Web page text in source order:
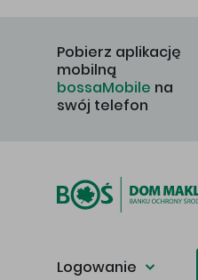
Pobierz aplikację
mobilną
bossaMobile na
swój telefon
Logowanie